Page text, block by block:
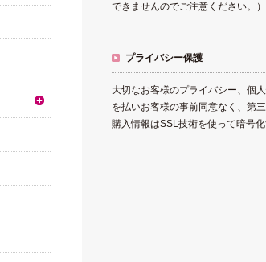
できませんのでご注意ください。）
プライバシー保護
大切なお客様のプライバシー、個
を払いお客様の事前同意なく、第
購入情報はSSL技術を使って暗号